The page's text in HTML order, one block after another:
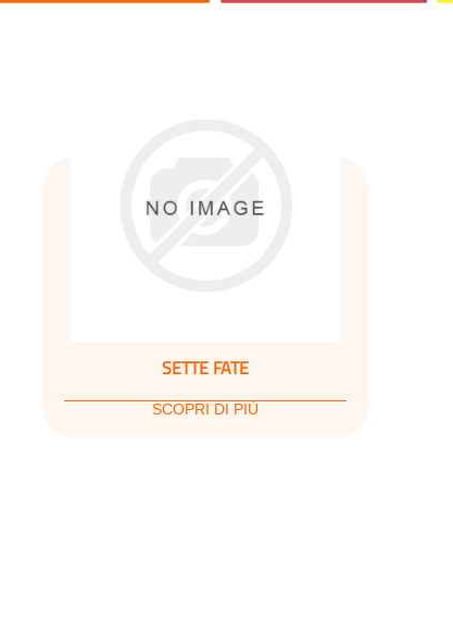
SETTE FATE
SCOPRI DI PIÙ